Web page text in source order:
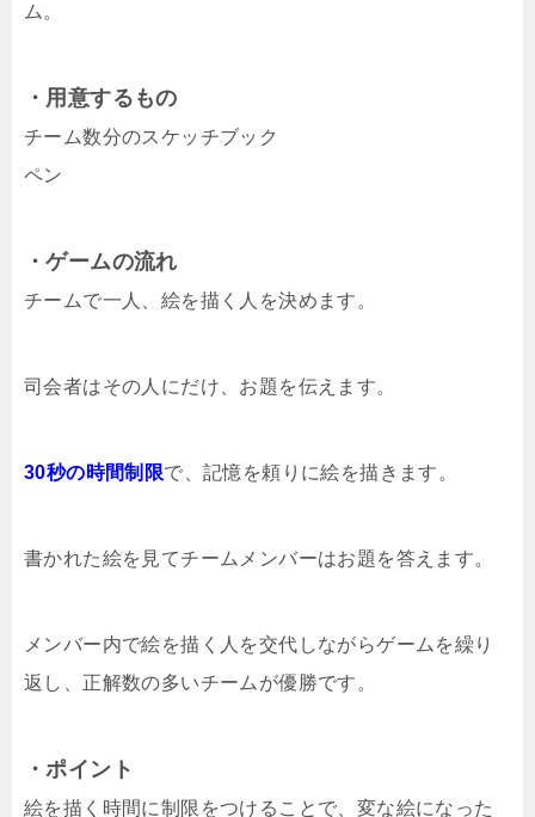
ム。
・用意するもの
チーム数分のスケッチブック
ペン
・ゲームの流れ
チームで一人、絵を描く人を決めます。
司会者はその人にだけ、お題を伝えます。
30秒の時間制限で、記憶を頼りに絵を描きます。
書かれた絵を見てチームメンバーはお題を答えます。
メンバー内で絵を描く人を交代しながらゲームを繰り
返し、正解数の多いチームが優勝です。
・ポイント
絵を描く時間に制限をつけることで、変な絵になった